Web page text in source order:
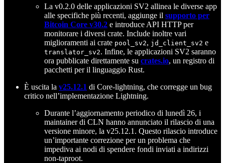
La v0.2.0 delle applicazioni SV2 allinea le diverse app
alle specifiche più recenti, aggiunge il supporto per
Bitcoin Core v30.2 e introduce API HTTP per
monitorare i diversi crate. Include inoltre vari
miglioramenti ai crate pool_sv2, jd_client_sv2 e
translator_sv2. Infine, le applicazioni SV2 saranno
ora pubblicate direttamente su crates.io, un registro di
pacchetti per il linguaggio Rust.
È uscita la v25.12.1 di Core-lightning, che corregge un bug
critico nell’implementazione Lightning.
Durante l’aggiornamento periodico di lunedì 26, i
maintainer di CLN hanno annunciato il rilascio di una
versione minore, la v25.12.1. Questo rilascio introduce
un’importante correzione per un problema che
impediva ai nodi di spendere fondi inviati a indirizzi
non-taproot.